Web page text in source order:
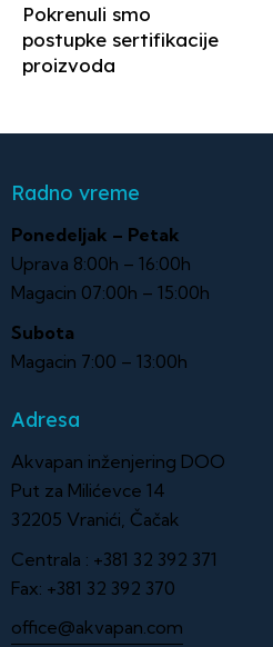
Pokrenuli smo
postupke sertifikacije
proizvoda
Radno vreme
Ponedeljak – Petak
Uprava 8:00h – 16:00h
Magacin 07:00h – 15:00h
Subota
Magacin 7:00 – 13:00h
Adresa
Akvapan inženjering DOO
Put za Milićevce 14
32205 Vranići, Čačak
Centrala : +381 32 392 371
Fax: +381 32 392 370
office@akvapan.com